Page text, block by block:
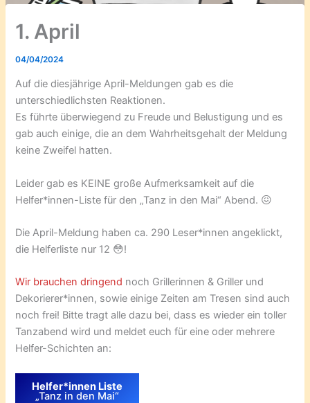
1. April
04/04/2024
Auf die diesjährige April-Meldungen gab es die
unterschiedlichsten Reaktionen.
Es führte überwiegend zu Freude und Belustigung und es
gab auch einige, die an dem Wahrheitsgehalt der Meldung
keine Zweifel hatten.
Leider gab es KEINE große Aufmerksamkeit auf die
Helfer*innen-Liste für den „Tanz in den Mai“ Abend. 😖
Die April-Meldung haben ca. 290 Leser*innen angeklickt,
die Helferliste nur 12 😳!
Wir brauchen dringend noch Grillerinnen & Griller und
Dekorierer*innen, sowie einige Zeiten am Tresen sind auch
noch frei! Bitte tragt alle dazu bei, dass es wieder ein toller
Tanzabend wird und meldet euch für eine oder mehrere
Helfer-Schichten an:
Helfer*innen Liste
„Tanz in den Mai“